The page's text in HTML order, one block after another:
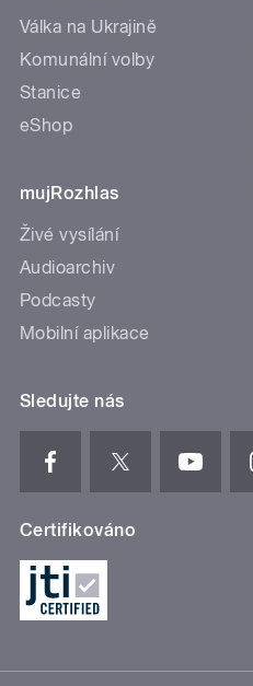
Válka na Ukrajině
Komunální volby
Stanice
eShop
mujRozhlas
Živé vysílání
Audioarchiv
Podcasty
Mobilní aplikace
Sledujte nás
Certifikováno